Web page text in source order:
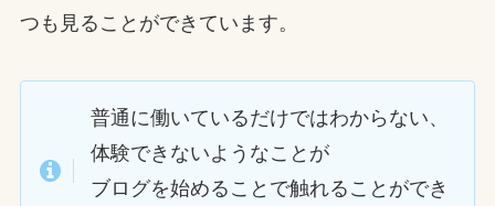
つも見ることができています。
普通に働いているだけではわからない、
体験できないようなことが
ブログを始めることで触れることができ